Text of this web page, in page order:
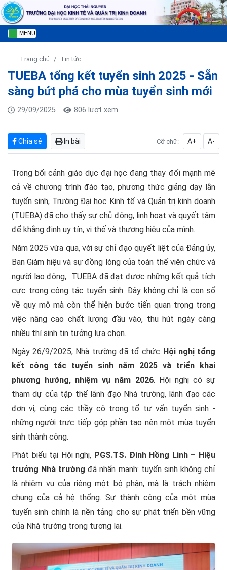
MENU
Trang chủ Tin tức
TUEBA tổng kết tuyển sinh 2025 - Sẵn
sàng bứt phá cho mùa tuyển sinh mới
29/09/2025 806 lượt xem
Chia sẻ In bài Cỡ chữ: A+ A-
Trong bối cảnh giáo dục đại học đang thay đổi mạnh mẽ
cả về chương trình đào tạo, phương thức giảng dạy lẫn
tuyển sinh, Trường Đại học Kinh tế và Quản trị kinh doanh
(TUEBA) đã cho thấy sự chủ động, linh hoạt và quyết tâm
để khẳng định uy tín, vị thế và thương hiệu của mình.
Năm 2025 vừa qua, với sự chỉ đạo quyết liệt của Đảng ủy,
Ban Giám hiệu và sự đồng lòng của toàn thể viên chức và
người lao động, TUEBA đã đạt được những kết quả tích
cực trong công tác tuyển sinh. Đây không chỉ là con số
về quy mô mà còn thể hiện bước tiến quan trọng trong
việc nâng cao chất lượng đầu vào, thu hút ngày càng
nhiều thí sinh tin tưởng lựa chọn.
Ngày 26/9/2025, Nhà trường đã tổ chức Hội nghị tổng
kết công tác tuyển sinh năm 2025 và triển khai
phương hướng, nhiệm vụ năm 2026. Hội nghị có sự
tham dự của tập thể lãnh đạo Nhà trường, lãnh đạo các
đơn vị, cùng các thầy cô trong tổ tư vấn tuyển sinh -
những người trực tiếp góp phần tạo nên một mùa tuyển
sinh thành công.
Phát biểu tại Hội nghị, PGS.TS. Đinh Hồng Linh – Hiệu
trưởng Nhà trường đã nhấn mạnh: tuyển sinh không chỉ
là nhiệm vụ của riêng một bộ phận, mà là trách nhiệm
chung của cả hệ thống. Sự thành công của một mùa
tuyển sinh chính là nền tảng cho sự phát triển bền vững
của Nhà trường trong tương lai.